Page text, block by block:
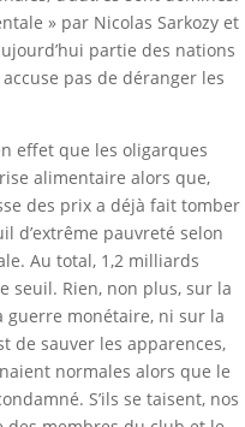
» par Nicolas Sarkozy et
partie des nations
pas de déranger les
effet que les oligarques
alimentaire alors que,
des prix a déjà fait tomber
d’extrême pauvreté selon
Au total, 1,2 milliards
seuil. Rien, non plus, sur la
monétaire, ni sur la
de sauver les apparences,
normales alors que le
S’ils se taisent, nos